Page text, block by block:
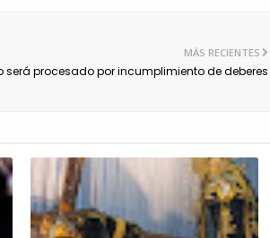
MÁS RECIENTES
será procesado por incumplimiento de deberes